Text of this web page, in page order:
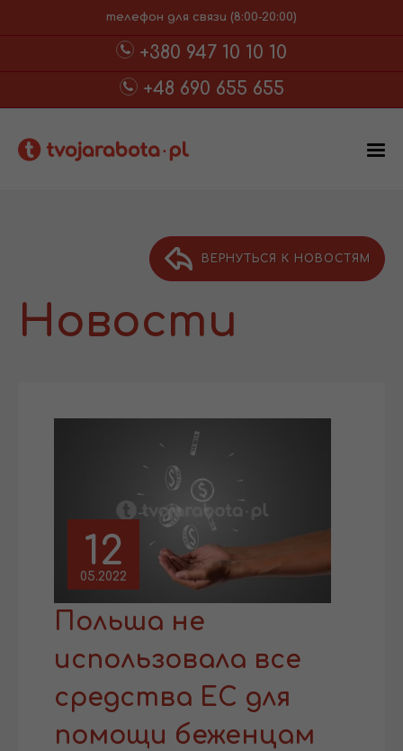
телефон для связи (8:00-20:00)
+380 947 10 10 10
+48 690 655 655
ВЕРНУТЬСЯ К НОВОСТЯМ
Новости
12
05.2022
Польша не
использовала все
средства ЕС для
помощи беженцам